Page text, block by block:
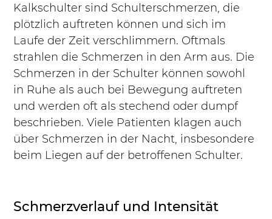
Kalkschulter sind Schulterschmerzen, die
plötzlich auftreten können und sich im
Laufe der Zeit verschlimmern. Oftmals
strahlen die Schmerzen in den Arm aus. Die
Schmerzen in der Schulter können sowohl
in Ruhe als auch bei Bewegung auftreten
und werden oft als stechend oder dumpf
beschrieben. Viele Patienten klagen auch
über Schmerzen in der Nacht, insbesondere
beim Liegen auf der betroffenen Schulter.
Schmerzverlauf und Intensität